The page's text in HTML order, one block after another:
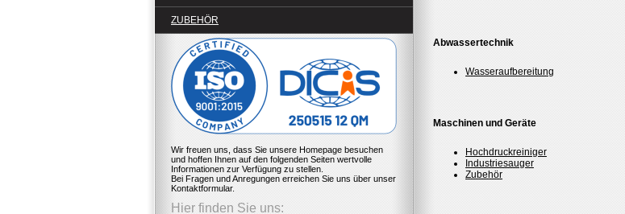
ZUBEHÖR
Wir freuen uns, dass Sie unsere Homepage besuchen
und hoffen Ihnen auf den folgenden Seiten wertvolle
Informationen zur Verfügung zu stellen.
Bei Fragen und Anregungen erreichen Sie uns über unser
Kontaktformular.
Hier finden Sie uns:
Abwassertechnik
Wasseraufbereitung
Maschinen und Geräte
Hochdruckreiniger
Industriesauger
Zubehör